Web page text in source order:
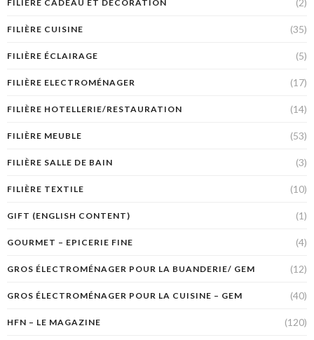
FILIÈRE CADEAU ET DÉCORATION (2)
FILIÈRE CUISINE (35)
FILIÈRE ÉCLAIRAGE (5)
FILIÈRE ELECTROMÉNAGER (17)
FILIÈRE HOTELLERIE/RESTAURATION (14)
FILIÈRE MEUBLE (53)
FILIÈRE SALLE DE BAIN (3)
FILIÈRE TEXTILE (10)
GIFT (ENGLISH CONTENT) (1)
GOURMET – EPICERIE FINE (4)
GROS ÉLECTROMÉNAGER POUR LA BUANDERIE/ GEM (12)
GROS ÉLECTROMÉNAGER POUR LA CUISINE – GEM (40)
HFN – LE MAGAZINE (120)